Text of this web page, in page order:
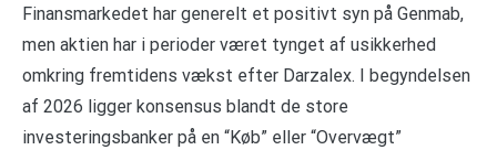
Finansmarkedet har generelt et positivt syn på Genmab,
men aktien har i perioder været tynget af usikkerhed
omkring fremtidens vækst efter Darzalex. I begyndelsen
af 2026 ligger konsensus blandt de store
investeringsbanker på en “Køb” eller “Overvægt”